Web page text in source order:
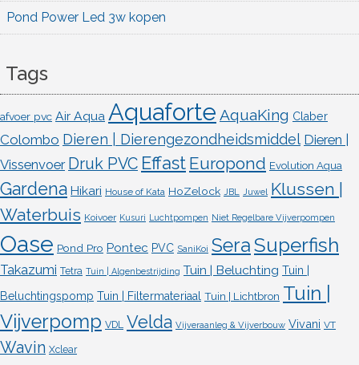
Pond Power Led 3w kopen
Tags
afvoer pvc Air Aqua Aquaforte AquaKing Claber
Colombo Dieren | Dierengezondheidsmiddel Dieren |
Vissenvoer Druk PVC Effast Europond Evolution Aqua
Gardena Hikari House of Kata HoZelock JBL Juwel Klussen |
Waterbuis Koivoer Kusuri Luchtpompen Niet Regelbare Vijverpompen
Oase Pond Pro Pontec PVC SaniKoi SeraSuperfish
Takazumi Tetra Tuin | Algenbestrijding Tuin | Beluchting Tuin |
Beluchtingspomp Tuin | Filtermateriaal Tuin | Lichtbron Tuin |
Vijverpomp VDL Velda Vijveraanleg & Vijverbouw Vivani VT
Wavin Xclear